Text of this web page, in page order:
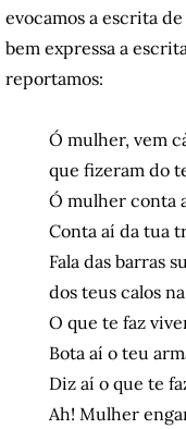
evocamos a escrita
bem expressa a
reportamos:
Ó mulher, vem
que fizeram do
Ó mulher conta
Conta aí da tua
Fala das barras
dos teus calos
O que te faz
Bota aí o teu
Diz aí o que te
Ah! Mulher